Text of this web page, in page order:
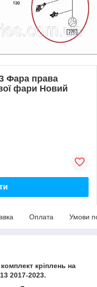
Фара права
фари Новий
Оплата Умови
кріплень на
2017-2023.